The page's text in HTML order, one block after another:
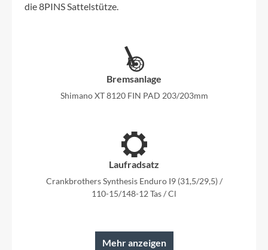
die 8PINS Sattelstütze.
Bremsanlage
Shimano XT 8120 FIN PAD 203/203mm
Laufradsatz
Crankbrothers Synthesis Enduro I9 (31,5/29,5) /
110-15/148-12 Tas / Cl
Mehr anzeigen